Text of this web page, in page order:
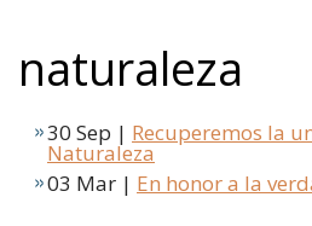
naturaleza
30 Sep | Recuperemos la
Naturaleza
03 Mar | En honor a la